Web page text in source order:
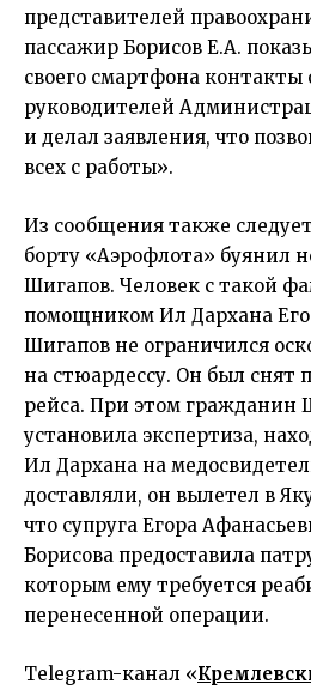
представителей
пассажир Борисов Е.А.
своего смартфона контакты
руководителей
и делал заявления, что
всех с работы».
Из сообщения также
борту «Аэрофлота» буянил
Шигапов. Человек с такой
помощником Ил Дархана
Шигапов не ограничился
на стюардессу. Он был снят
рейса. При этом гражданин
установила экспертиза,
Ил Дархана на
доставляли, он вылетел в
что супруга Егора
Борисова предоставила
которым ему требуется
перенесенной операции.
Telegram-канал «